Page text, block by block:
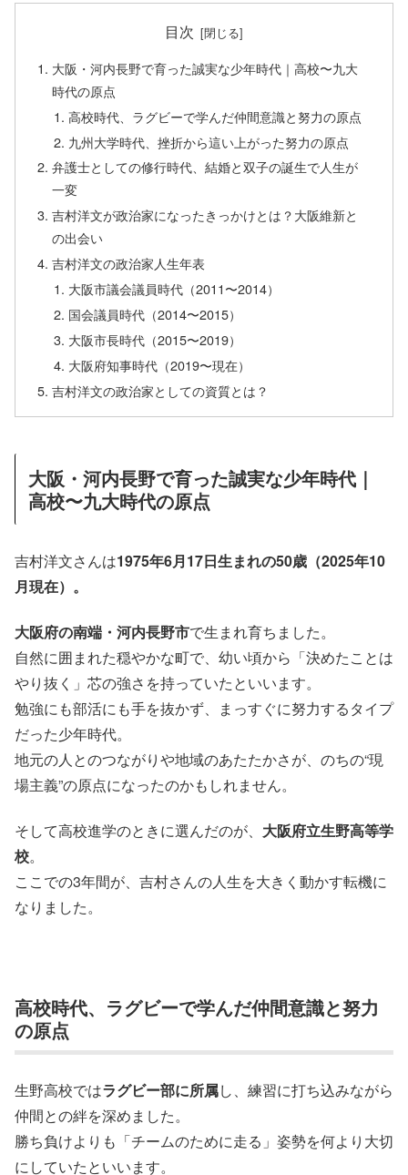
目次
大阪・河内長野で育った誠実な少年時代｜高校〜九大
時代の原点
高校時代、ラグビーで学んだ仲間意識と努力の原点
九州大学時代、挫折から這い上がった努力の原点
弁護士としての修行時代、結婚と双子の誕生で人生が
一変
吉村洋文が政治家になったきっかけとは？大阪維新と
の出会い
吉村洋文の政治家人生年表
大阪市議会議員時代（2011〜2014）
国会議員時代（2014〜2015）
大阪市長時代（2015〜2019）
大阪府知事時代（2019〜現在）
吉村洋文の政治家としての資質とは？
大阪・河内長野で育った誠実な少年時代｜
高校〜九大時代の原点
吉村洋文さんは1975年6月17日生まれの50歳（2025年10
月現在）。
大阪府の南端・河内長野市で生まれ育ちました。
自然に囲まれた穏やかな町で、幼い頃から「決めたことは
やり抜く」芯の強さを持っていたといいます。
勉強にも部活にも手を抜かず、まっすぐに努力するタイプ
だった少年時代。
地元の人とのつながりや地域のあたたかさが、のちの“現
場主義”の原点になったのかもしれません。
そして高校進学のときに選んだのが、 大阪府立生野高等学
校。
ここでの3年間が、吉村さんの人生を大きく動かす転機に
なりました。
高校時代、ラグビーで学んだ仲間意識と努力
の原点
生野高校ではラグビー部に所属し、練習に打ち込みながら
仲間との絆を深めました。
勝ち負けよりも「チームのために走る」姿勢を何より大切
にしていたといいます。